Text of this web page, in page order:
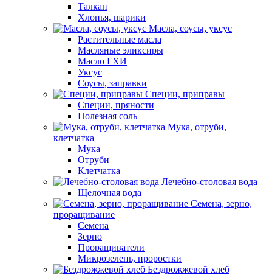
Талкан
Хлопья, шарики
Масла, соусы, уксус
Растительные масла
Масляные эликсиры
Масло ГХИ
Уксус
Соусы, заправки
Специи, приправы
Специи, пряности
Полезная соль
Мука, отруби,
клетчатка
Мука
Отруби
Клетчатка
Лечебно-столовая вода
Щелочная вода
Семена, зерно,
проращивание
Семена
Зерно
Проращиватели
Микрозелень, проростки
Бездрожжевой хлеб